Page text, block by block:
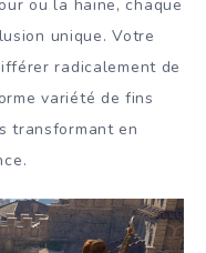
ou la haine, chaque
unique. Votre
radicalement de
variété de fins
transformant en